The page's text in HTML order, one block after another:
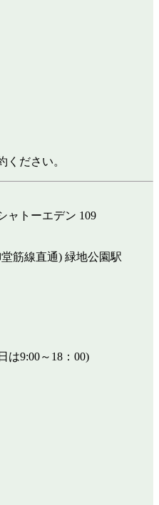
ださい。
ャトーエデン 109
筋線直通) 緑地公園駅
は9:00～18：00)